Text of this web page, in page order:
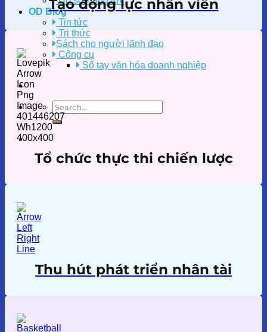
OD Blog
Tin tức
Tri thức
Sách cho người lãnh đạo
Công cụ
Sổ tay văn hóa doanh nghiệp
Tạo động lực nhân viên
Tổ chức thực thi chiến lược
Thu hút phát triển nhân tài